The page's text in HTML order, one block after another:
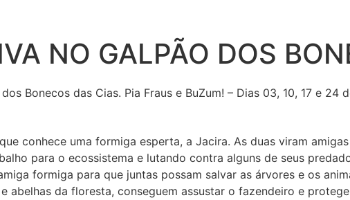
NO GALPÃO DOS
Bonecos das Cias. Pia Fraus e BuZum! – Dias 03, 10, 17 e
conhece uma formiga esperta, a Jacira. As duas viram
para o ecossistema e lutando contra alguns de seus
formiga para que juntas possam salvar as árvores e os
abelhas da floresta, conseguem assustar o fazendeiro e